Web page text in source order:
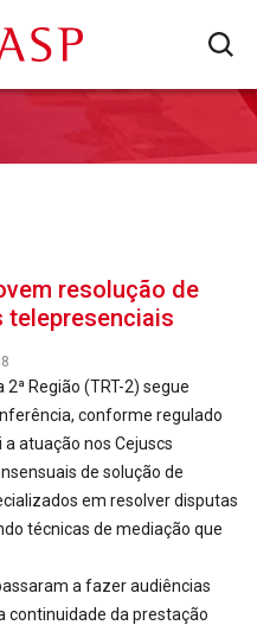
resolução de
telepresenciais
Região (TRT-2) segue
conforme regulado
a atuação nos Cejuscs
de solução de
em resolver disputas
técnicas de mediação que
a fazer audiências
continuidade da prestação